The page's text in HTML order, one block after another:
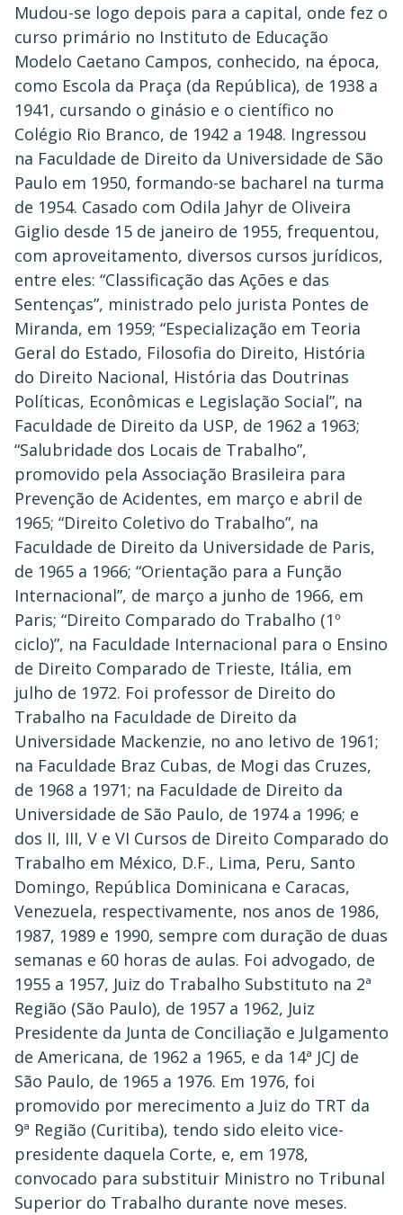
Mudou-se logo depois para a capital, onde fez o
curso primário no Instituto de Educação
Modelo Caetano Campos, conhecido, na época,
como Escola da Praça (da República), de 1938 a
1941, cursando o ginásio e o científico no
Colégio Rio Branco, de 1942 a 1948. Ingressou
na Faculdade de Direito da Universidade de São
Paulo em 1950, formando-se bacharel na turma
de 1954. Casado com Odila Jahyr de Oliveira
Giglio desde 15 de janeiro de 1955, frequentou,
com aproveitamento, diversos cursos jurídicos,
entre eles: “Classificação das Ações e das
Sentenças”, ministrado pelo jurista Pontes de
Miranda, em 1959; “Especialização em Teoria
Geral do Estado, Filosofia do Direito, História
do Direito Nacional, História das Doutrinas
Políticas, Econômicas e Legislação Social”, na
Faculdade de Direito da USP, de 1962 a 1963;
“Salubridade dos Locais de Trabalho”,
promovido pela Associação Brasileira para
Prevenção de Acidentes, em março e abril de
1965; “Direito Coletivo do Trabalho”, na
Faculdade de Direito da Universidade de Paris,
de 1965 a 1966; “Orientação para a Função
Internacional”, de março a junho de 1966, em
Paris; “Direito Comparado do Trabalho (1º
ciclo)”, na Faculdade Internacional para o Ensino
de Direito Comparado de Trieste, Itália, em
julho de 1972. Foi professor de Direito do
Trabalho na Faculdade de Direito da
Universidade Mackenzie, no ano letivo de 1961;
na Faculdade Braz Cubas, de Mogi das Cruzes,
de 1968 a 1971; na Faculdade de Direito da
Universidade de São Paulo, de 1974 a 1996; e
dos II, III, V e VI Cursos de Direito Comparado do
Trabalho em México, D.F., Lima, Peru, Santo
Domingo, República Dominicana e Caracas,
Venezuela, respectivamente, nos anos de 1986,
1987, 1989 e 1990, sempre com duração de duas
semanas e 60 horas de aulas. Foi advogado, de
1955 a 1957, Juiz do Trabalho Substituto na 2ª
Região (São Paulo), de 1957 a 1962, Juiz
Presidente da Junta de Conciliação e Julgamento
de Americana, de 1962 a 1965, e da 14ª JCJ de
São Paulo, de 1965 a 1976. Em 1976, foi
promovido por merecimento a Juiz do TRT da
9ª Região (Curitiba), tendo sido eleito vice-
presidente daquela Corte, e, em 1978,
convocado para substituir Ministro no Tribunal
Superior do Trabalho durante nove meses.